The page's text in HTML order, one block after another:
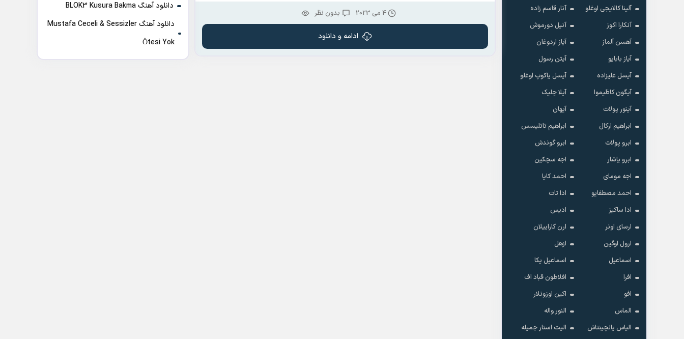
آلینا کالایجی اوغلو
آنار قاسم زاده
آنکارا اکوز
آنیل دورموش
آهسن آلماز
آیاز اردوغان
آیاز بابایو
آیتن رسول
آیسل علیزاده
آیسل یاکوپ اوغلو
آیگون کاظیموا
آیلا چلیک
آینور پولات
آیهان
ابراهیم ارکال
ابراهیم تاتلیسس
ابرو پولات
ابرو گوندش
ابرو یاشار
اجه سچکین
اجه مومای
احمد کایا
احمد مصطفایو
ادا تات
ادا ساکیز
ادیس
ارسای اونر
ارن کاراییلان
ارول اوگین
ازهل
اسماعیل
اسماعیل یکا
افرا
افلاطون قباد اف
افو
اکین اوزونلار
الماس
النور واله
الیاس یالچینتاش
الیت استار جمیله
4 می 2023 بدون نظر
ادامه و دانلود
دانلود آهنگ BLOK3 Kusura Bakma
دانلود آهنگ Mustafa Ceceli & Sessizler
Ötesi Yok